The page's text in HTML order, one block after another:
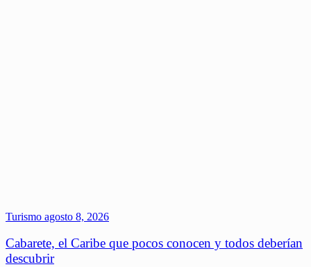
Turismo agosto 8, 2026
Cabarete, el Caribe que pocos conocen y todos deberían
descubrir